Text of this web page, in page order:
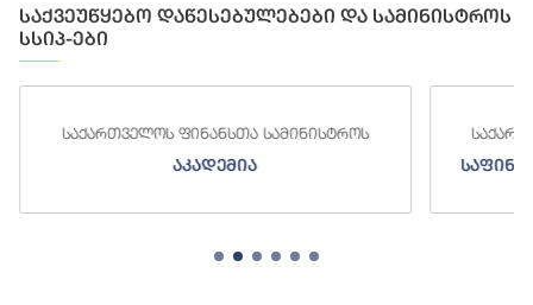
საქვეუწყებო დაწესებულებები და სამინისტროს
სსიპ-ები
საქართველოს ფინანსთა სამინისტროს
აკადემია